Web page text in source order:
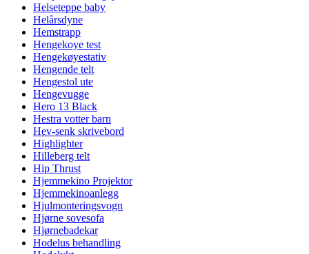
Helseteppe baby
Helårsdyne
Hemstrapp
Hengekoye test
Hengekøyestativ
Hengende telt
Hengestol ute
Hengevugge
Hero 13 Black
Hestra votter barn
Hev-senk skrivebord
Highlighter
Hilleberg telt
Hip Thrust
Hjemmekino Projektor
Hjemmekinoanlegg
Hjulmonteringsvogn
Hjørne sovesofa
Hjørnebadekar
Hodelus behandling